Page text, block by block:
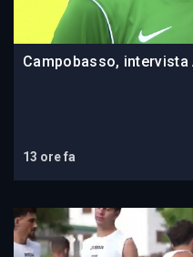
Campobasso, intervista
13 ore fa